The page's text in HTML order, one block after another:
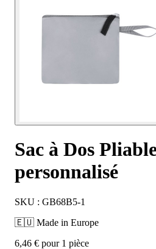
Sac à Dos
personnalisé
SKU : GB68B5-1
🇪🇺 Made in Europe
6,46 € pour 1 pièce